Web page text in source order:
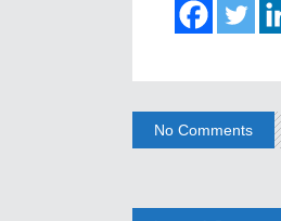
No Comments